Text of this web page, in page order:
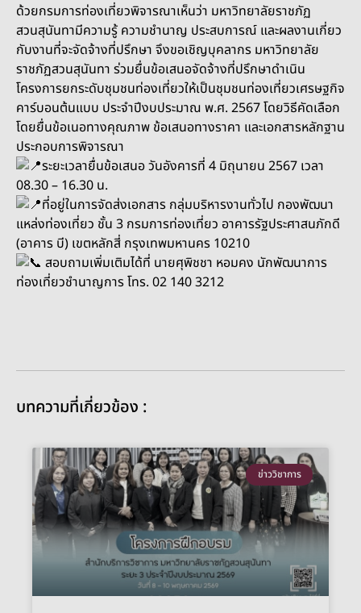
ด้วยกรมการท่องเที่ยวพิจารณาเห็นว่า มหาวิทยาลัยราชภัฏ
สวนสุนันทามีความรู้ ความชำนาญ ประสบการณ์ และผลงานเกี่ยว
กับงานที่จะจัดจ้างที่ปรึกษา จึงขอเชิญบุคลากร มหาวิทยาลัย
ราชภัฏสวนสุนันทา ร่วมยื่นข้อเสนอจัดจ้างที่ปรึกษาดำเนิน
โครงการยกระดับชุมชนท่องเที่ยวให้เป็นชุมชนท่องเที่ยวเศรษฐกิจ
คาร์บอนต้นแบบ ประจำปีงบประมาณ พ.ศ. 2567โดยวิธีคัดเลือก
โดยยื่นข้อเนอทางคุณภาพ ข้อเสนอทางราคา และเอกสารหลักฐาน
ประกอบการพิจารณา
ระยะเวลายื่นข้อเสนอ วันอังคารที่ 4 มิถุนายน 2567 เวลา
08.30 – 16.30 น.
ที่อยู่ในการจัดส่งเอกสาร กลุ่มบริหารงานทั่วไป กองพัฒนา
แหล่งท่องเที่ยว ชั้น 3 กรมการท่องเที่ยว อาคารรัฐประศาสนภักดี
(อาคาร บี) เขตหลักสี่ กรุงเทพมหานคร 10210
สอบถามเพิ่มเติมได้ที่ นายศุพิชชา หอมคง นักพัฒนาการ
ท่องเที่ยวชำนาญการ โทร. 02 140 3212
บทความที่เกี่ยวข้อง :
ข่าววิชาการ